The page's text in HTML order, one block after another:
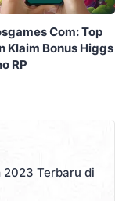
Com: Top
Klaim Bonus Higgs
RP
2023 Terbaru di